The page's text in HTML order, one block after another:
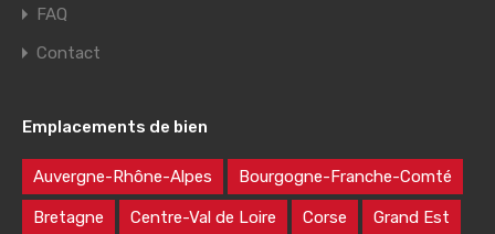
FAQ
Contact
Emplacements de bien
Auvergne-Rhône-Alpes Bourgogne-Franche-Comté
Bretagne Centre-Val de Loire Corse Grand Est